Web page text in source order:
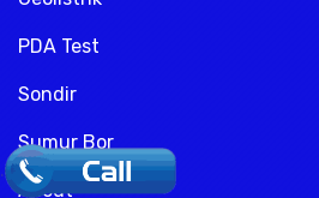
PDA Test
Sondir
Sumur Bor
About
.